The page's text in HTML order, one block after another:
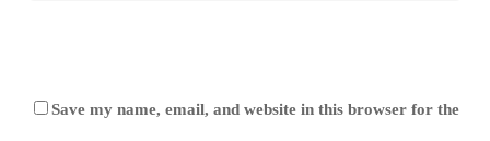
Save my name, email, and website in this browser for the